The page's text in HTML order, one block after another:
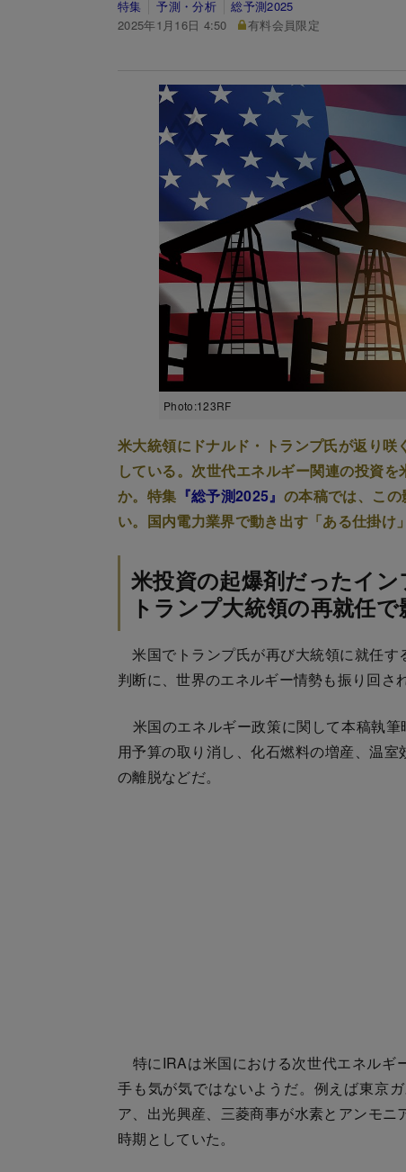
特集 予測・分析
総予測2025
2025年1月16日 4:50
有料会員限定
Photo:123RF
米大統領にドナルド・トランプ氏が返り
している。次世代エネルギー関連の投資
か。特集 『総予測2025』 の本稿では、こ
い。国内電力業界で動き出す「ある仕掛
米投資の起爆剤だったイ
トランプ大統領の再就任で
米国でトランプ氏が再び大統領に就任
判断に、世界のエネルギー情勢も振り回され
米国のエネルギー政策に関して本稿執
用予算の取り消し、化石燃料の増産、温
の離脱などだ。
特にIRAは米国における次世代エネルギ
手も気が気ではないようだ。例えば東京
ア、出光興産、三菱商事が水素とアンモ
時期としていた。